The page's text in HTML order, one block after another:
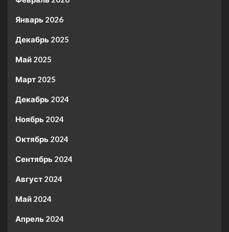
Январь 2026
Декабрь 2025
Май 2025
Март 2025
Декабрь 2024
Ноябрь 2024
Октябрь 2024
Сентябрь 2024
Август 2024
Май 2024
Апрель 2024